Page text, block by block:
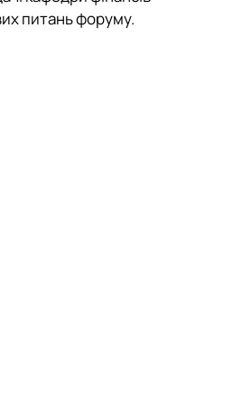
питань форуму.